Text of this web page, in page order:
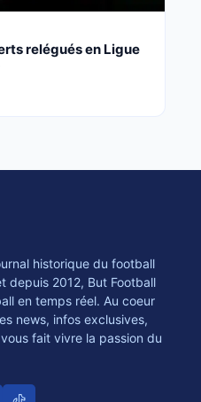
relégués en Ligue
historique du football
depuis 2012, But Football
en temps réel. Au coeur
news, infos exclusives,
fait vivre la passion du